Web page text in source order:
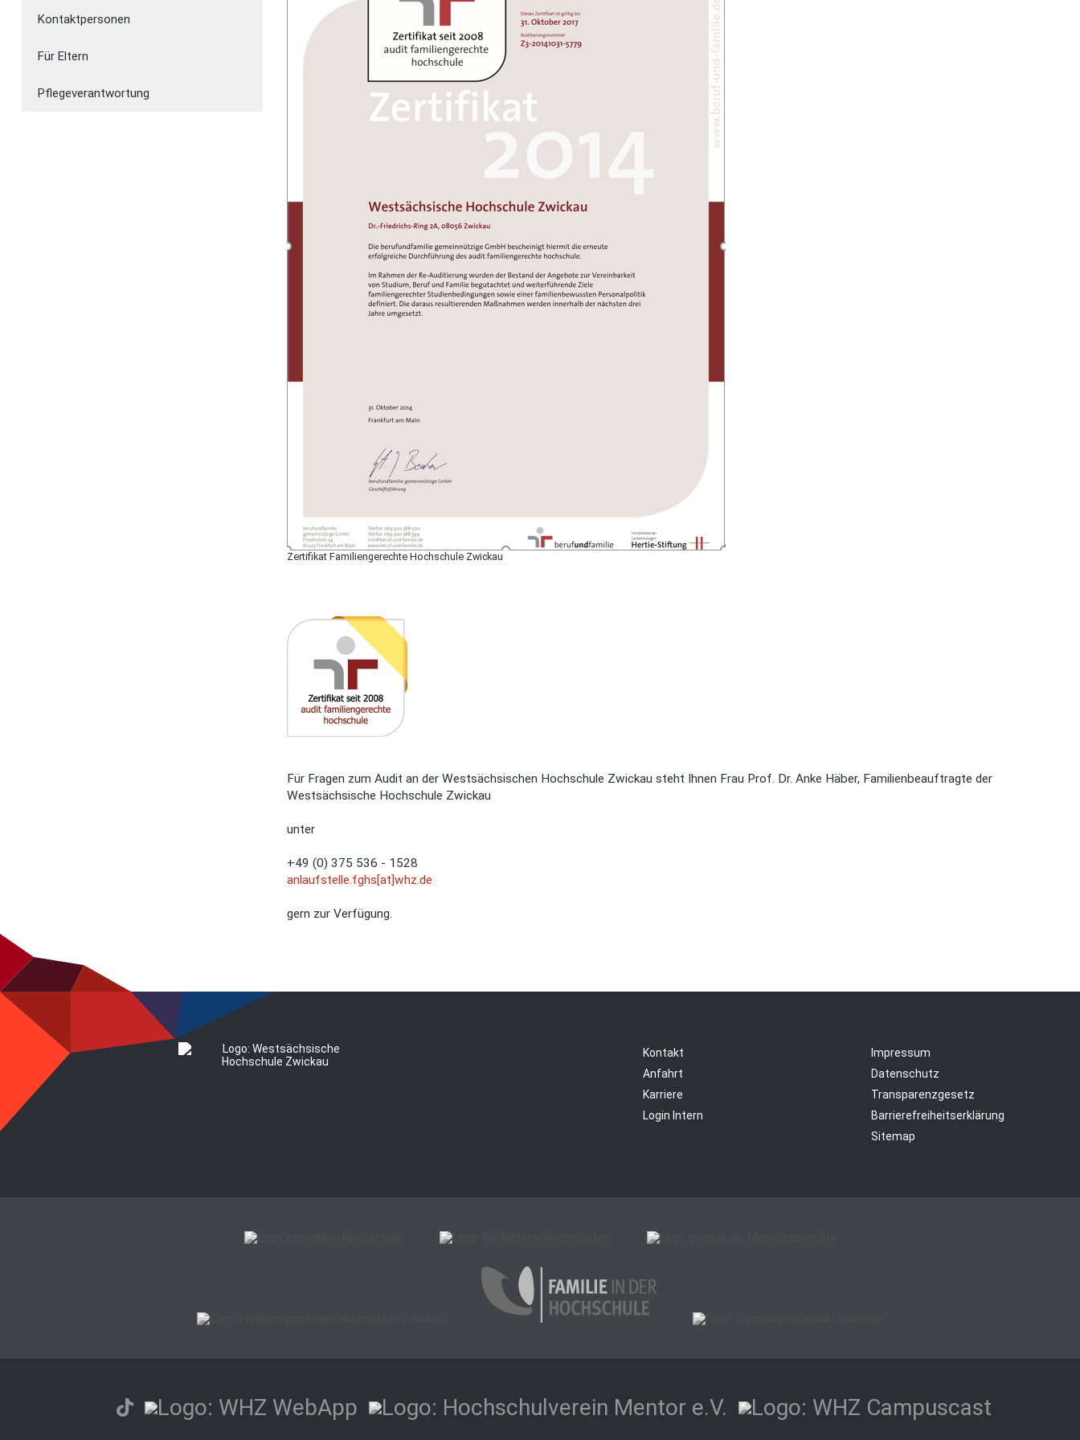
Kontaktpersonen
Für Eltern
Pflegeverantwortung
Zertifikat Familiengerechte Hochschule Zwickau
Für Fragen zum Audit an der Westsächsischen Hochschule Zwickau steht Ihnen Frau Prof. Dr. Anke Häber, Familienbeauftragte der
Westsächsische Hochschule Zwickau
unter
+49 (0) 375 536 - 1528
anlaufstelle.fghs[at]whz.de
gern zur Verfügung.
Kontakt
Anfahrt
Karriere
Login Intern
Impressum
Datenschutz
Transparenzgesetz
Barrierefreiheitserklärung
Sitemap